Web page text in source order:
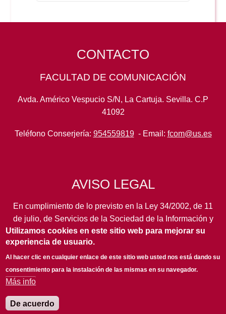
CONTACTO
FACULTAD DE COMUNICACIÓN
Avda. Américo Vespucio S/N, La Cartuja. Sevilla. C.P
41092
Teléfono Conserjería: 954559819- Email: fcom@us.es
AVISO LEGAL
En cumplimiento de lo previsto en la Ley 34/2002, de 11
de julio, de Servicios de la Sociedad de la Información y
de Comercio Electrónico, así como en otras normas de
legal aplicación, se pone en conocimiento de los
usuarios de este portal de laUniversidad de Sevillalos
siguientes datos de información general...leer más
Utilizamos cookies en este sitio web para mejorar su
experiencia de usuario.
Al hacer clic en cualquier enlace de este sitio web usted nos está dando su
consentimiento para la instalación de las mismas en su navegador.
Más info
De acuerdo